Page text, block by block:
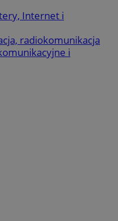
Internet i
radiokomunikacja
i